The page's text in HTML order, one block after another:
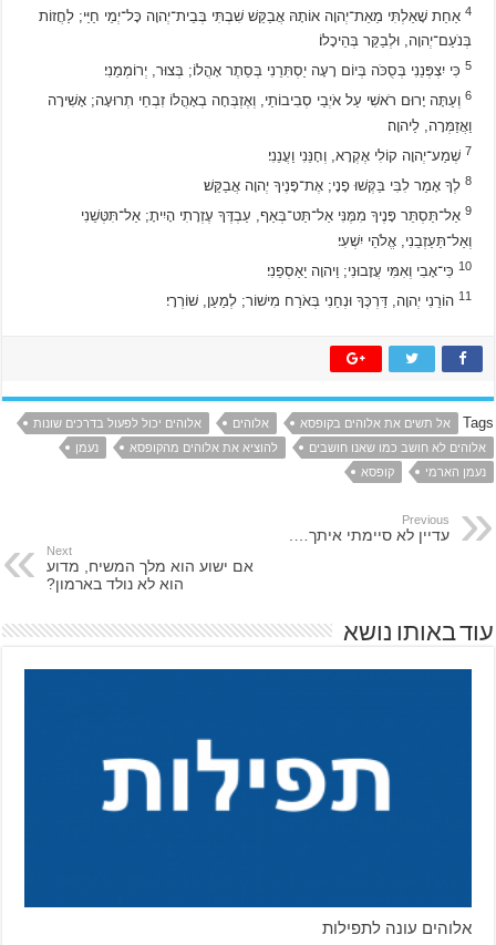
4 אַחַת שָׁאַלְתִּי מֵאֵת־יְהוָה אוֹתָהּ אֲבַקֵּשׁ שִׁבְתִּי בְּבֵית־יְהוָה כָּל־יְמֵי חַיַּי; לַחֲזוֹת
בְּנֹעַם־יְהוָה, וּלְבַקֵּר בְּהֵיכָלוֹ׃
5 כִּי יִצְפְּנֵנִי בְּסֻכֹּה בְּיוֹם רָעָה יַסְתִּרֵנִי בְּסֵתֶר אָהֳלוֹ; בְּצוּר, יְרוֹמְמֵנִי׃
6 וְעַתָּה יָרוּם רֹאשִׁי עַל אֹיְבַי סְבִיבוֹתַי, וְאֶזְבְּחָה בְאָהֳלוֹ זִבְחֵי תְרוּעָה; אָשִׁירָה
וַאֲזַמְּרָה, לַיהוָה׃
7 שְׁמַע־יְהוָה קוֹלִי אֶקְרָא, וְחָנֵּנִי וַעֲנֵנִי׃
8 לְךָ אָמַר לִבִּי בַּקְּשׁוּ פָנָי; אֶת־פָּנֶיךָ יְהוָה אֲבַקֵּשׁ׃
9 אַל־תַּסְתֵּר פָּנֶיךָ מִמֶּנִּי אַל־תַּט־בְּאַף, עַבְדֶּךָ עֶזְרָתִי הָיִיתָ; אַל־תִּטְּשֵׁנִי
וְאַל־תַּעַזְבֵנִי, אֱלֹהֵי יִשְׁעִי׃
10 כִּי־אָבִי וְאִמִּי עֲזָבוּנִי; וַיהוָה יַאַסְפֵנִי׃
11 הוֹרֵנִי יְהוָה, דַּרְכֶּךָ וּנְחֵנִי בְּאֹרַח מִישׁוֹר; לְמַעַן, שׁוֹרְרָי׃
Tags אל תשים את אלוהים בקופסא אלוהים
אלוהים יכול לפעול בדרכים שונות
אלוהים לא חושב כמו שאנו חושבים
להוציא את אלוהים מהקופסא
נעמן
נעמן הארמי
קופסא
Previous
עדיין לא סיימתי איתך….
Next
אם ישוע הוא מלך המשיח, מדוע
הוא לא נולד בארמון?
עוד באותו נושא
אלוהים עונה לתפילות